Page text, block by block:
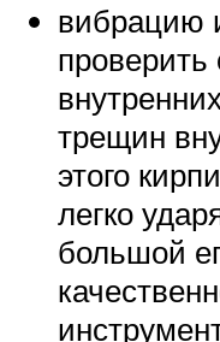
вибрацию
проверить
трещин
этого
легко
большой